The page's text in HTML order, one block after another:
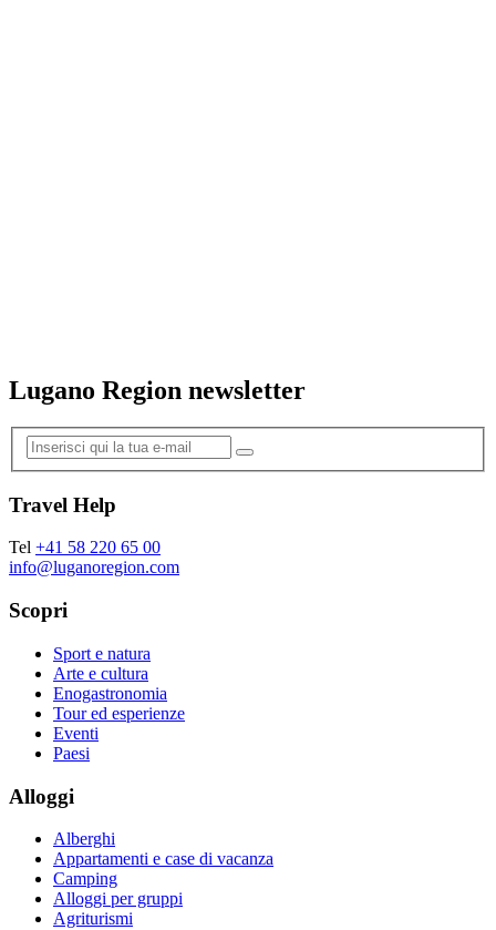
Lugano Region newsletter
Travel Help
Tel +41 58 220 65 00
info@luganoregion.com
Scopri
Sport e natura
Arte e cultura
Enogastronomia
Tour ed esperienze
Eventi
Paesi
Alloggi
Alberghi
Appartamenti e case di vacanza
Camping
Alloggi per gruppi
Agriturismi